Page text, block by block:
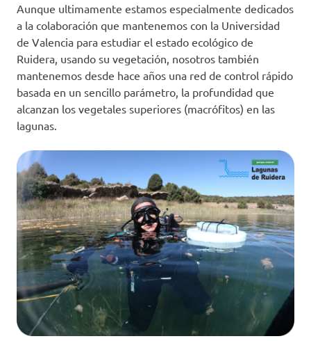
Aunque ultimamente estamos especialmente dedicados
a la colaboración que mantenemos con la Universidad
de Valencia para estudiar el estado ecológico de
Ruidera, usando su vegetación, nosotros también
mantenemos desde hace años una red de control rápido
basada en un sencillo parámetro, la profundidad que
alcanzan los vegetales superiores (macrófitos) en las
lagunas.